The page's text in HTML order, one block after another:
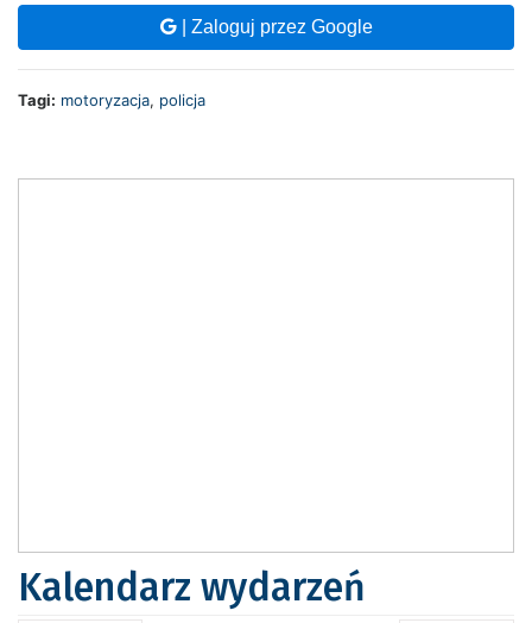
| Zaloguj przez Google
Tagi: motoryzacja, policja
Kalendarz wydarzeń